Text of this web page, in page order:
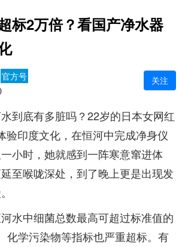
标2万倍？看国产净水器
官方号 关注
到底有多脏吗？22岁的日本女网红
验印度文化，在恒河中完成净身仪
小时，她就感到一阵寒意窜进体
至喉咙深处，到了晚上更是出现发
水中细菌总数最高可超过标准值的
化学污染物等指标也严重超标。有